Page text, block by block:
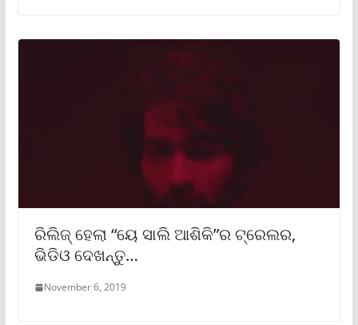
ରିଲିଜ୍ ହେଲା “ୟେ ସାଲି ଆଶିକି”ର ଟ୍ରେଲର,
ଭିଡିଓ ଦେଖନ୍ତୁ…
November 6, 2019